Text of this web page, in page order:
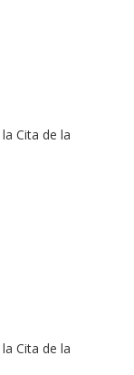
Cita de la
Cita de la